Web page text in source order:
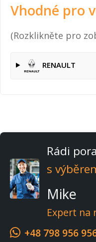
Vhodné pro
(Rozklikněte pro
RENAULT
Rádi
s
Mike
Expert na
+48 798 956